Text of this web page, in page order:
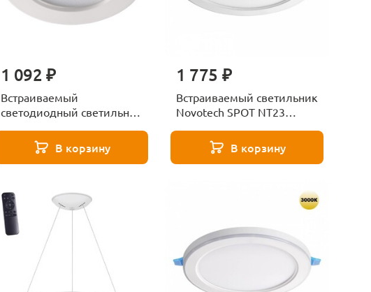
1 092 ₽
Встраиваемый
светодиодный светильник
В корзину
1 775 ₽
Встраиваемый светильник
Novotech SPOT NT23
В корзину